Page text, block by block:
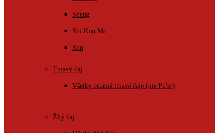
Sheng
Shi Kun Mu
Shu
Tmavý čaj
Všetky ostatné tmavé čaje (nie Pu'er)
Žltý čaj